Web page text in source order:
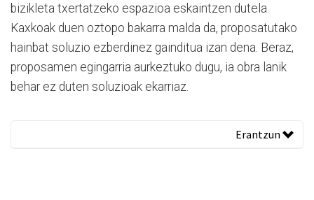
bizikleta txertatzeko espazioa eskaintzen dutela.
Kaxkoak duen oztopo bakarra malda da, proposatutako
hainbat soluzio ezberdinez gainditua izan dena. Beraz,
proposamen egingarria aurkeztuko dugu, ia obra lanik
behar ez duten soluzioak ekarriaz.
Erantzun